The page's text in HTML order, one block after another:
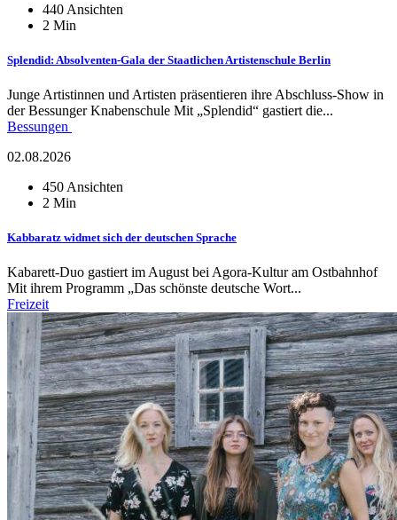
440 Ansichten
2 Min
Splendid: Absolventen-Gala der Staatlichen Artistenschule Berlin
Junge Artistinnen und Artisten präsentieren ihre Abschluss-Show in
der Bessunger Knabenschule Mit „Splendid“ gastiert die...
Bessungen
02.08.2026
450 Ansichten
2 Min
Kabbaratz widmet sich der deutschen Sprache
Kabarett-Duo gastiert im August bei Agora-Kultur am Ostbahnhof
Mit ihrem Programm „Das schönste deutsche Wort...
Freizeit